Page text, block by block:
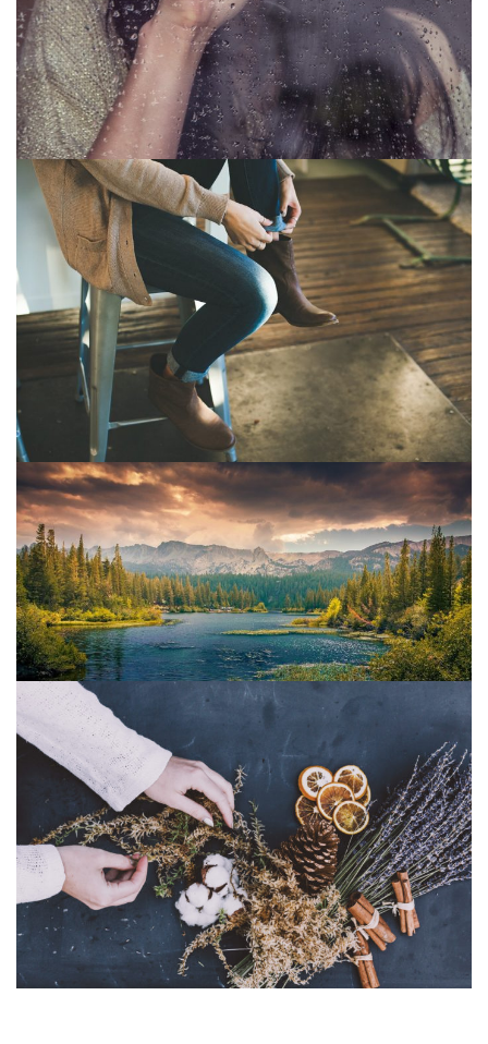
© Copyright Mattgroar / Mes photographies ne sont pas libres de droits